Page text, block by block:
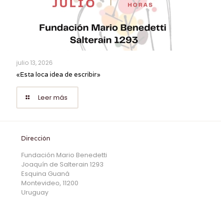
julio 13, 2026
«Esta loca idea de escribir»
Leer más
Dirección
Fundación Mario Benedetti
Joaquín de Salterain 1293
Esquina Guaná
Montevideo, 11200
Uruguay